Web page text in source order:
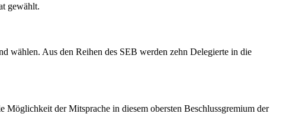
gewählt.
wählen. Aus den Reihen des SEB werden zehn Delegierte in die
der Mitsprache in diesem obersten Beschlussgremium der